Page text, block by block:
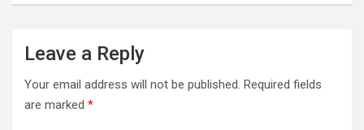
Leave a Reply
Your email address will not be published. Required fields
are marked *